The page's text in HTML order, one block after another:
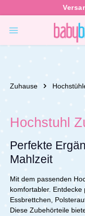
Zuhause
Hochstuhl
Perfekte
Mahlzeit
Mit dem passenden
komfortabler.
Essbrettchen,
Diese Zubehörteile